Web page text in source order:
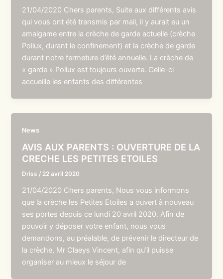
21/04/2020 Chers parents, Suite aux différents avis
qui vous ont été transmis par mail, il y aurait eu un
amalgame entre la crèche de garde actuelle (crèche
Pollux, durant le confinement) et la crèche de garde
durant notre fermeture d’été annuelle. La crèche de
« garde » Pollux est toujours ouverte. Celle-ci
accueille les enfants des différentes
News
AVIS AUX PARENTS : OUVERTURE DE LA
CRECHE LES PETITES ETOILES
Driss / 22 avril 2020
21/04/2020 Chers parents, Nous vous informons
que la crèche les Petites Etoiles a ouvert à nouveau
ses portes depuis ce lundi 20 avril 2020. Afin de
pouvoir y déposer votre enfant, nous vous
demandons, au préalable, de prévenir le directeur de
la crèche, Mr Claeys Vincent, afin qu’il puisse
organiser au mieux le séjour de